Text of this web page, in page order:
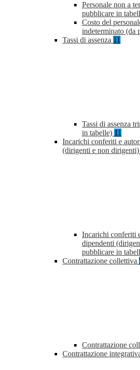
Personale non a
pubblicare in
Costo del
indeterminato (da
Tassi di assenza 11
Tassi di assenza
in tabelle) 11
Incarichi conferiti e
(dirigenti e non dirigenti)
Incarichi conferiti
dipendenti
pubblicare in
Contrattazione collettiva
Contrattazione
Contrattazione